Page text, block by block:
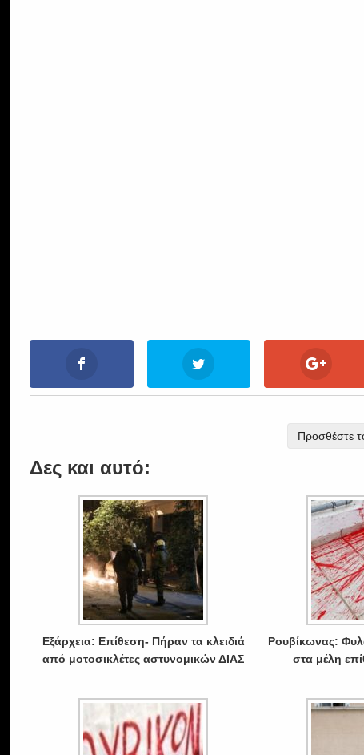
Προσθέστε
Δες και αυτό:
Εξάρχεια: Επίθεση- Πήραν τα κλειδιά
από μοτοσικλέτες αστυνομικών ΔΙΑΣ
Ρουβίκωνας:
στα μέλη